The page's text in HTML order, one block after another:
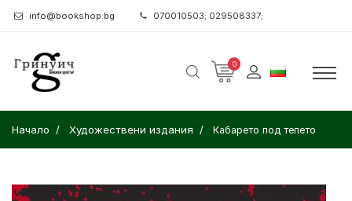
info@bookshop.bg 070010503; 029508337;
0
Начало Художествени издания Кабарето под тепето